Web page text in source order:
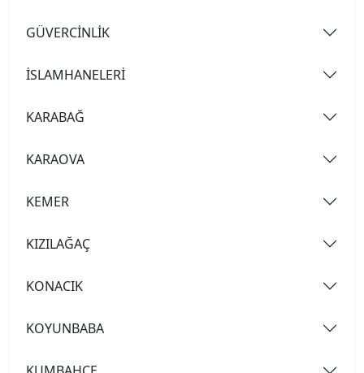
GÜVERCİNLİK
İSLAMHANELERİ
KARABAĞ
KARAOVA
KEMER
KIZILAĞAÇ
KONACIK
KOYUNBABA